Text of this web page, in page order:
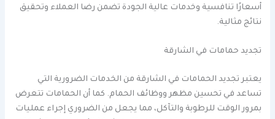
أسعارًا تنافسية وخدمات عالية الجودة تضمن رضا العملاء وتحقيق
نتائج مثالية.
تجديد حمامات في الشارقة
يعتبر تجديد الحمامات في الشارقة من الخدمات الضرورية التي
تساعد في تحسين مظهر ووظائف الحمام. كما أن الحمامات تتعرض
بمرور الوقت للرطوبة والتآكل، مما يجعل من الضروري إجراء عمليات